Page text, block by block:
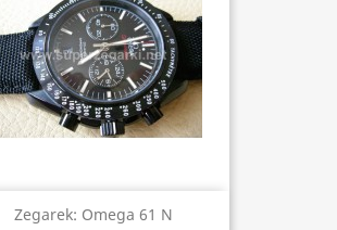
Zegarek: Omega 61 N